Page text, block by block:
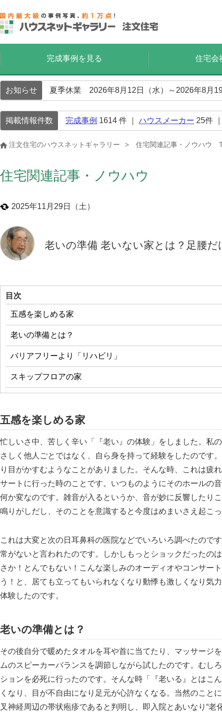
完成事例を見る 住宅会
お知らせ 夏季休業 2026年8月12日（水）～2026年8月
掲載情報件数 完成事例 1614 件 ｜ ハウスメーカー 25件
注文住宅のハウスネットギャラリー 住宅関連記事・ノウハウ
住宅関連記事・ノウハウ
2025年11月29日（土）
老いの準備 老いない家とは？足腰
目次
五感を楽しめる家
老いの準備とは？
バリアフリーより リハビリ
スキップフロアの家
五感を楽しめる家
忙しいさ中、苦しく辛い 老い の体験
をしました。私
さしく他人ごとではなく、自ら身を持って経験をしたのです
り目がかすむようなことがありました。そんな時、これは疲
サートに行った時のことです。いつものようにそのホールの
何か変なのです。雑音が入るというか、音が妙に反響したり
鳴りがしだし、そのことを意識すると今度はめまいさえ起こ
これは大変と次の日耳鼻科の医院などでいろいろ調べたので
常がないと言われたのです。しかしもっとショックだったの
さか！とんでもない！こんな楽しみのオーディオやコンサー
う！と、居ても立ってもいられなくなり動悸も激しくなり気
体験したのです。
老いの準備とは？
その後自分で暖めたタオルを耳や首に当てたり、マッサージ
ムのスピーカーバランスを調節しながら試したのです。むし
ションを必死に行ったのです。そんな時
老いる
とはこ
くなり、目が不自由になり足元が心許なくなる。当然のこ
叉神経周辺の帯状疱疹であると判明し、即入院とあいなり“